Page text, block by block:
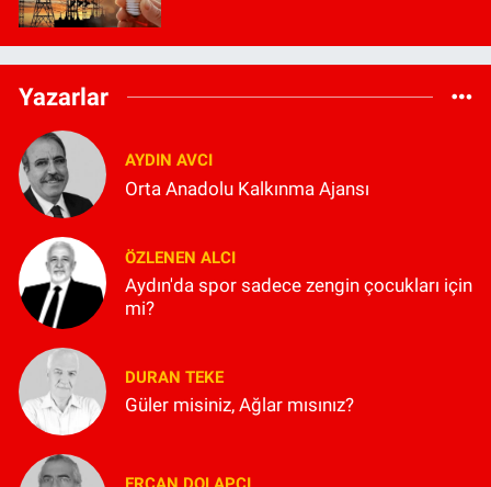
Yazarlar
AYDIN AVCI
Orta Anadolu Kalkınma Ajansı
ÖZLENEN ALCI
Aydın'da spor sadece zengin çocukları için
mi?
DURAN TEKE
Güler misiniz, Ağlar mısınız?